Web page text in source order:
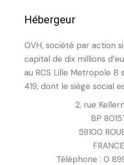
Hébergeur
OVH, société par action
capital de dix millions
au RCS Lille Metropole B
419, dont le siège social
2, rue
BP
59100
FRANCE
Téléphone : 0